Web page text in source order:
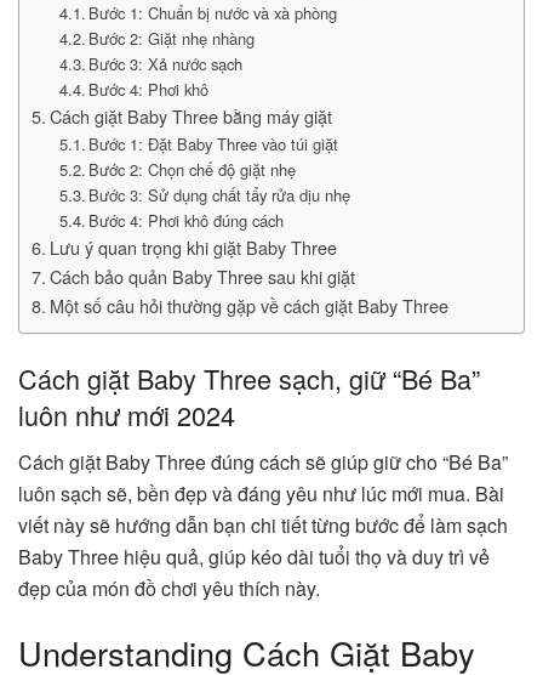
Bước 1: Chuẩn bị nước và xà phòng
Bước 2: Giặt nhẹ nhàng
Bước 3: Xả nước sạch
Bước 4: Phơi khô
Cách giặt Baby Three bằng máy giặt
Bước 1: Đặt Baby Three vào túi giặt
Bước 2: Chọn chế độ giặt nhẹ
Bước 3: Sử dụng chất tẩy rửa dịu nhẹ
Bước 4: Phơi khô đúng cách
Lưu ý quan trọng khi giặt Baby Three
Cách bảo quản Baby Three sau khi giặt
Một số câu hỏi thường gặp về cách giặt Baby Three
Cách giặt Baby Three sạch, giữ “Bé Ba”
luôn như mới 2024
Cách giặt Baby Three đúng cách sẽ giúp giữ cho “Bé Ba”
luôn sạch sẽ, bền đẹp và đáng yêu như lúc mới mua. Bài
viết này sẽ hướng dẫn bạn chi tiết từng bước để làm sạch
Baby Three hiệu quả, giúp kéo dài tuổi thọ và duy trì vẻ
đẹp của món đồ chơi yêu thích này.
Understanding Cách Giặt Baby